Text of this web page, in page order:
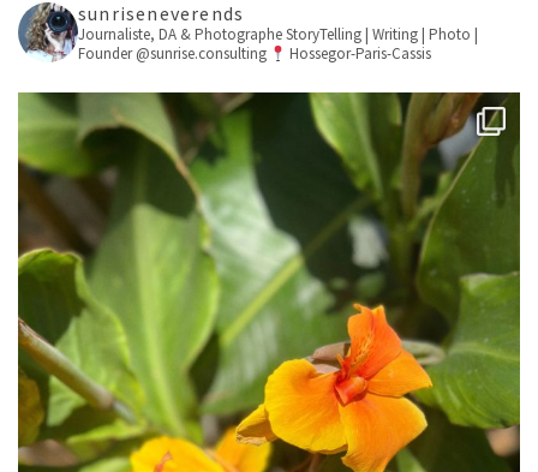
sunriseneverends
Journaliste, DA & PhotographeStoryTelling | Writing | Photo |
Founder @sunrise.consulting
Hossegor-Paris-Cassis